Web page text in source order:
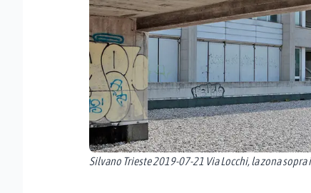
Silvano Trieste 2019-07-21 Via Locchi, la zona sopra